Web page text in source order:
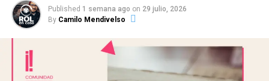
resaltar la diversidad del mundo rolero y compartir
historias que muchas veces no se escuchan en otros
espacios”.
Puedes revisar el último capítulo enSpotifyo
seguirlos en
Published 1 semana ago on 29 julio, 2026
By Camilo Mendivelso